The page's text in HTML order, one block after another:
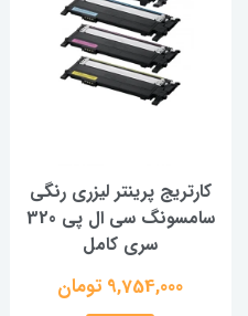
کارتریج پرینتر لیزری رنگی
سامسونگ سی ال پی 320
سری کامل
9,754,000 تومان